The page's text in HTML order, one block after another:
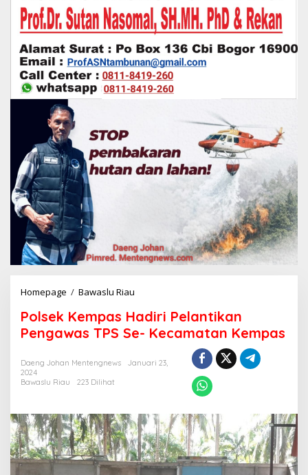
Homepage / Bawaslu Riau
l
s
e
K
a
s
H
a
d
Polsek Kempas Hadiri Pelantikan
Pengawas TPS Se- Kecamatan Kempas
Daeng Johan Mentengnews
Januari 23,
2024
Bawaslu Riau
223 Dilihat